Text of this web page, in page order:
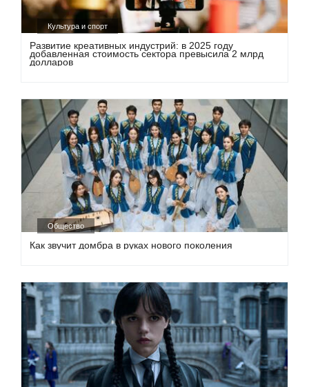
Культура и спорт
Развитие креативных индустрий: в 2025 году
добавленная стоимость сектора превысила 2 млрд
долларов
Общество
Как звучит домбра в руках нового поколения